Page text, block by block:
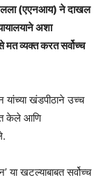
(एएनआय) ने दाखल
अशा
व्यक्त करत सर्वोच्च
यांच्या खंडपीठाने उच्च
केले आणि
या खटल्याबाबत सर्वोच्च